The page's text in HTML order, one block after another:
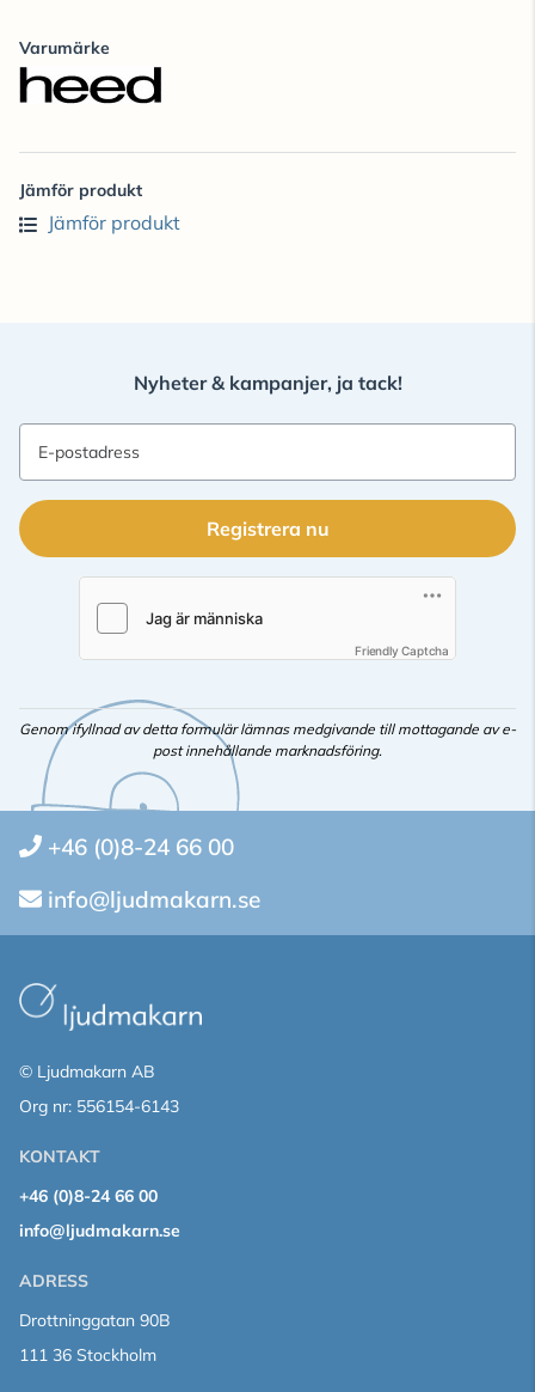
Varumärke
Jämför produkt
Jämför produkt
Nyheter & kampanjer, ja tack!
E-postadress
Registrera nu
Friendly Captcha
Genom ifyllnad av detta formulär lämnas medgivande till mottagande av e-
post innehållande marknadsföring.
+46 (0)8-24 66 00
info@ljudmakarn.se
© Ljudmakarn AB
Org nr: 556154-6143
KONTAKT
+46 (0)8-24 66 00
info@ljudmakarn.se
ADRESS
Drottninggatan 90B
111 36 Stockholm